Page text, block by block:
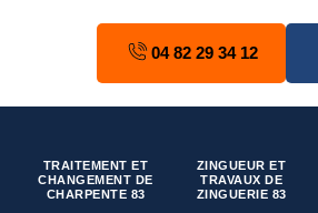
04 82 29 34 12
TRAITEMENT ET
CHANGEMENT DE
CHARPENTE 83
ZINGUEUR ET
TRAVAUX DE
ZINGUERIE 83